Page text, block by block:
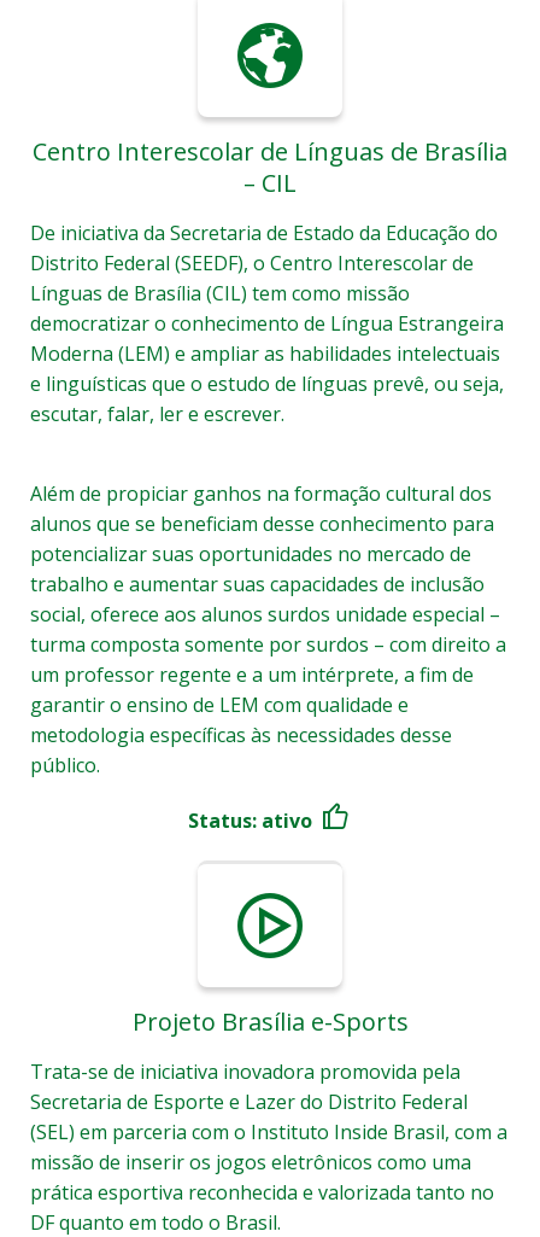
Centro Interescolar de Línguas de Brasília
– CIL
De iniciativa da Secretaria de Estado da Educação do
Distrito Federal (SEEDF), o Centro Interescolar de
Línguas de Brasília (CIL) tem como missão
democratizar o conhecimento de Língua Estrangeira
Moderna (LEM) e ampliar as habilidades intelectuais
e linguísticas que o estudo de línguas prevê, ou seja,
escutar, falar, ler e escrever.
Além de propiciar ganhos na formação cultural dos
alunos que se beneficiam desse conhecimento para
potencializar suas oportunidades no mercado de
trabalho e aumentar suas capacidades de inclusão
social, oferece aos alunos surdos unidade especial –
turma composta somente por surdos – com direito a
um professor regente e a um intérprete, a fim de
garantir o ensino de LEM com qualidade e
metodologia específicas às necessidades desse
público.
Status: ativo
Projeto Brasília e-Sports
Trata-se de iniciativa inovadora promovida pela
Secretaria de Esporte e Lazer do Distrito Federal
(SEL) em parceria com o Instituto Inside Brasil, com a
missão de inserir os jogos eletrônicos como uma
prática esportiva reconhecida e valorizada tanto no
DF quanto em todo o Brasil.